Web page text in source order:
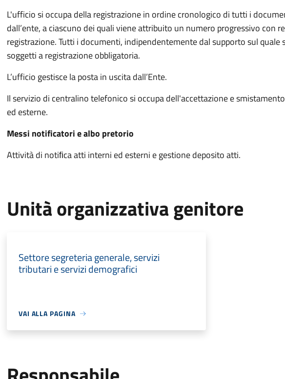
L'ufficio si occupa della registrazione in ordine cronologico di tutti i
dall’ente, a ciascuno dei quali viene attribuito un numero progressivo con
registrazione. Tutti i documenti, indipendentemente dal supporto sul quale
soggetti a registrazione obbligatoria.
L’ufficio gestisce la posta in uscita dall’Ente.
Il servizio di centralino telefonico si occupa dell'accettazione e
ed esterne.
Messi notificatori e albo pretorio
Attività di notiﬁca atti interni ed esterni e gestione deposito atti.
Unità organizzativa genitore
Settore segreteria generale, servizi
tributari e servizi demografici
VAI ALLA PAGINA